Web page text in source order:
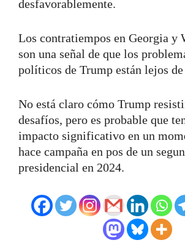
desfavorablemente.
Los contratiempos en Georgia y
son una señal de que los
políticos de Trump están lejos
No está claro cómo Trump
desafíos, pero es probable que
impacto significativo en un
hace campaña en pos de un
presidencial en 2024.